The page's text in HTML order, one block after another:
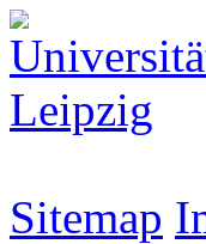
Sitemap